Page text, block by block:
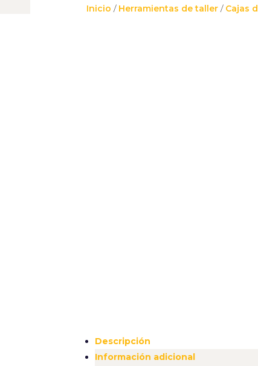
Inicio / Herramientas de taller / Cajas
Descripción
Información adicional